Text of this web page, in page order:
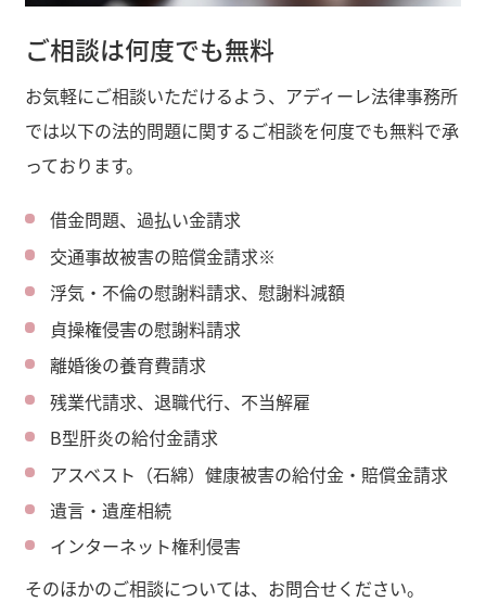
ご相談は何度でも無料
お気軽にご相談いただけるよう、アディーレ法律事務所
では以下の法的問題に関するご相談を何度でも無料で承
っております。
借金問題、過払い金請求
交通事故被害の賠償金請求※
浮気・不倫の慰謝料請求、慰謝料減額
貞操権侵害の慰謝料請求
離婚後の養育費請求
残業代請求、退職代行、不当解雇
B型肝炎の給付金請求
アスベスト（石綿）健康被害の給付金・賠償金請求
遺言・遺産相続
インターネット権利侵害
そのほかのご相談については、お問合せください。